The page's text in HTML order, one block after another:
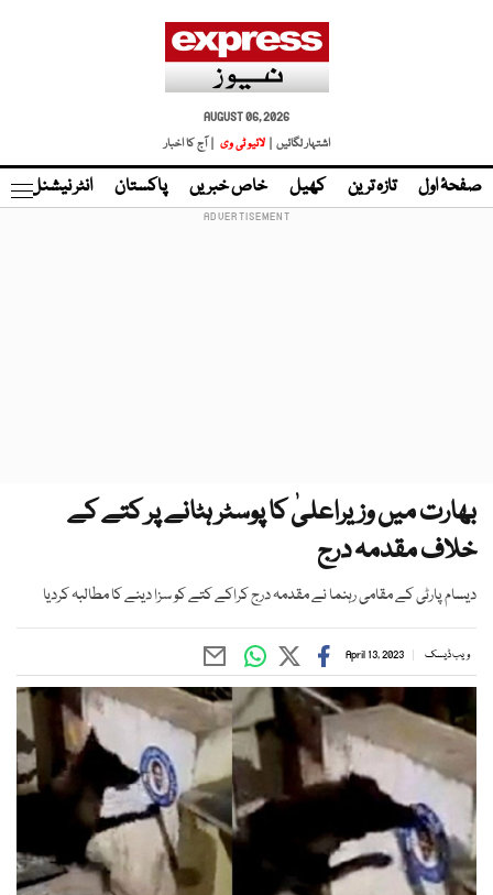
AUGUST 06, 2026
اشتہار لگائیں |
لائیو ٹی وی | آج کا اخبار
صفحۂ اول تازہ ترین کھیل خاص خبریں پاکستان انٹر نیشنل
بھارت میں وزیراعلیٰ کا پوسٹر ہٹانے پر کتے کے
خلاف مقدمہ درج
دیسام پارٹی کے مقامی رہنما نے مقدمہ درج کراکے کتے کو سزا دینے کا مطالبہ کردیا
ویب ڈیسک April 13, 2023